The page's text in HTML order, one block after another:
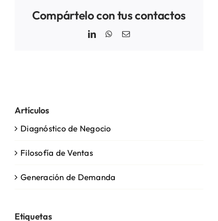
Compártelo con tus contactos
LinkedInWhatsApp
Email
Artículos
Diagnóstico de Negocio
Filosofía de Ventas
Generación de Demanda
Etiquetas